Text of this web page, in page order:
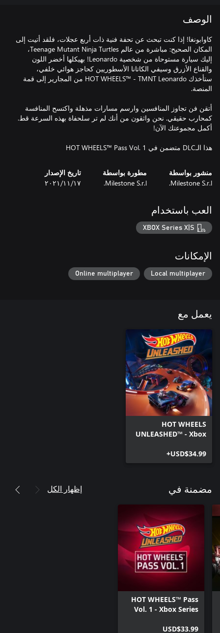
الوصف
كاوابونغا! إذا كنت تبحث عن تحفة فنية ذات أربع عجلات، فلقد أتيت إلى
المكان الصحيح: مباشرة من عالم Teenage Mutant Ninja Turtles،
إليك سيارة مستوحاة من شخصية Leonardo! بهيكلها أخضر اللون
والقناع الأزرق وسيفي الكاتانا الأسطوريين كحاجز هوائي خلفي،
ستأخذك HOT WHEELS™ - TMNT Leonardo من المجارير إلى قمة
أتقن فن تجاوز المنافسين وارسم مسارات مذهلة واكتسح المنافسة
كمحارب حقيقي. نحن واثقون من أنك لم تر سلحفاة بهذه السرعة قط.
هذا الـDLC متضمن في HOT WHEELS™ Pass Vol. 1
منشور بواسطة
Milestone S.r.l.
مطورة بواسطة
Milestone S.r.l.
تاريخ الإصدار
١٧‏/١١‏/٢٠٢١
العب باستخدام
XBOX Series X|S
الإمكانات
Local multiplayer
Online multiplayer
يعمل مع
HOT WHEELS
UNLEASHED™ - Xbox
USD$34.99+
مضمنة في إظهار الكل
HOT WHEELS™ Pass
Vol. 1 - Xbox Series
USD$33.99